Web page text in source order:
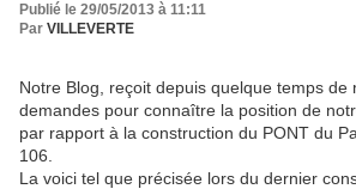
Publié le 29/05/2013 à 11:11
Par VILLEVERTE
Notre Blog, reçoit depuis quelque temps de
demandes pour connaître la position de
par rapport à la construction du PONT du
106.
La voici tel que précisée lors du dernier